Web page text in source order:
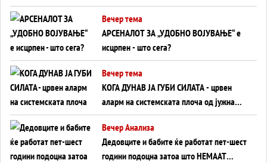
БЕЗ ФРОНТ
Вечер тема
АРСЕНАЛОТ ЗА „УДОБНО ВОЈУВАЊЕ“ е
исцрпен - што сега?
Вечер тема
КОГА ДУНАВ ЈА ГУБИ СИЛАТА - црвен
аларм на системската плоча од јужна
Германија до Црното Море...
Вечер Анализа
Дедовците и бабите ќе работат пет-шест
години подоцна затоа што НЕМААТ